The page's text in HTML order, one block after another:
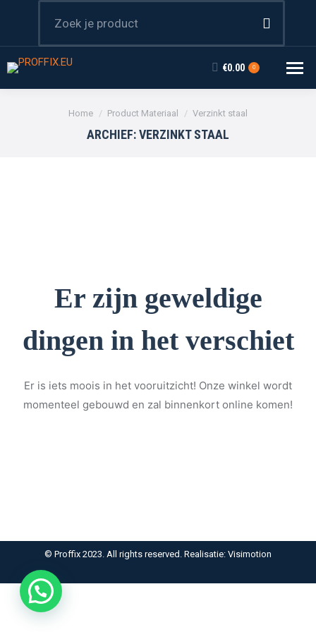
€0.00 0
Je bent hier:
Home Product Materiaal Verzinkt staal
ARCHIEF:VERZINKT STAAL
Er zijn geweldige
dingen in het verschiet
Er is iets moois in het vooruitzicht! Onze winkel wordt
momenteel gebouwd en zal binnenkort online komen!
© Proffix 2023. All rights reserved. Realisatie: Visimotion